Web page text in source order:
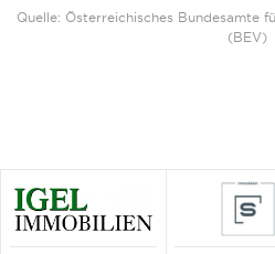
Quelle: Österreichisches Bundesamte
(BEV)